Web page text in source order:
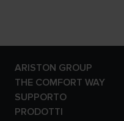
ARISTON GROUP
Il brand Ariston
Il gruppo
Fatti ed evidenze di
THE COMFORT WAY
Ambiente
Consigli e Soluzioni
SUPPORTO
Contattaci
PRODOTTI